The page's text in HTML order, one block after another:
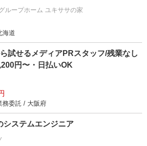
ループホーム ユキササの家
海道
試せるメディアPRスタッフ/残業なし
円〜・日払いOK
務委託 / 大阪府
システムエンジニア